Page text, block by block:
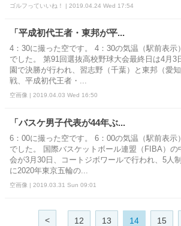
ゴルフっていいね！ | 2019.04.24 Wed 17:54
「平成初代王者・東邦が平...
4：30に撮った空です。 4：30の気温（駅前表
でした。 第91回選抜高校野球大会最終日は4月3
園で決勝が行われ、習志野（千葉）と東邦（愛
戦、平成初代王者・...
空画像 | 2019.04.03 Wed 16:50
「バスケ男子代表が44年ぶ...
6：00に撮った空です。 6：00の気温（駅前表
でした。 国際バスケットボール連盟（FIBA）の
会が3月30日、コートジボワールで行われ、5人
に2020年東京五輪の...
空画像 | 2019.03.31 Sun 09:01
< 12 13 14 15